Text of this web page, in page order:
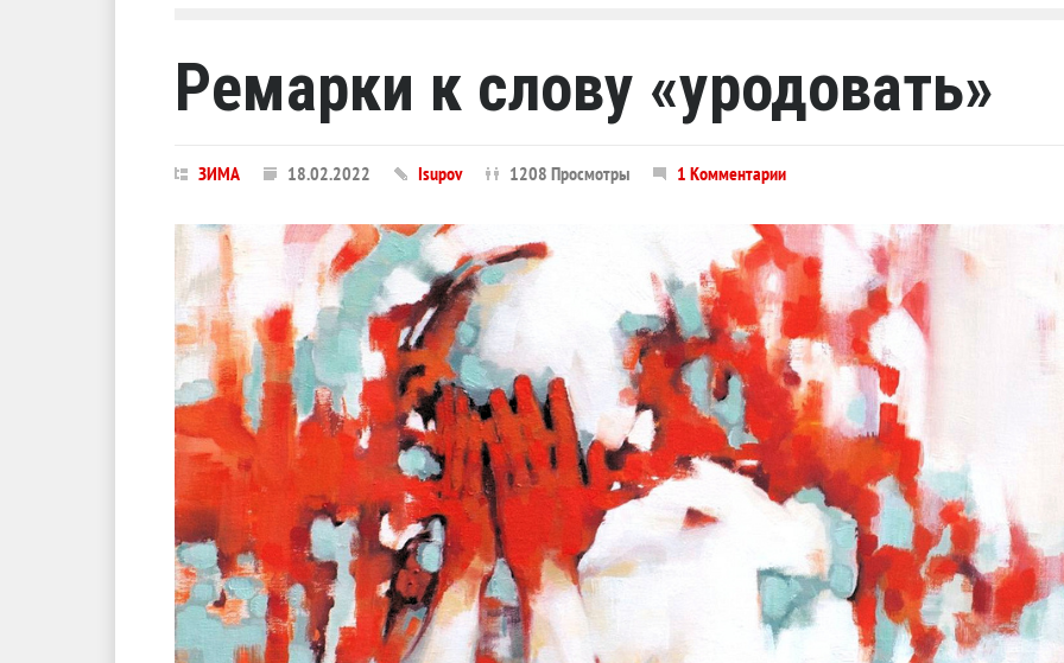
Ремарки к слову «уродовать»
ЗИМА 18.02.2022 Isupov 1208 Просмотры 1 Комментарии